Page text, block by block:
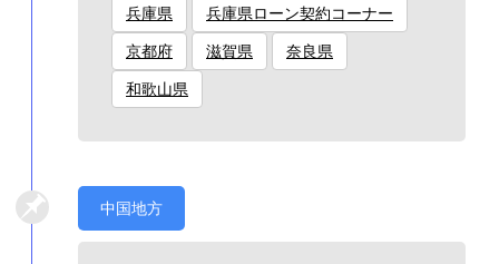
兵庫県 兵庫県ローン契約コーナー
京都府 滋賀県 奈良県
和歌山県
中国地方